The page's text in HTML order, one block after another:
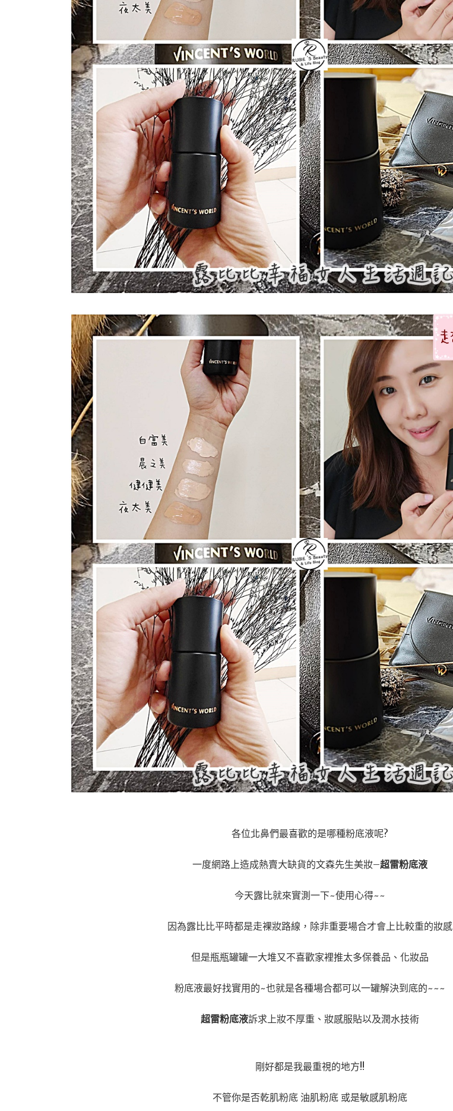
各位北鼻們最喜歡的是哪種粉底液呢?
一度網路上造成熱賣大缺貨的文森先生美妝–超雷粉底液
今天露比就來實測一下~使用心得~~
因為露比比平時都是走裸妝路線，除非重要場合才會上比較重的妝感
但是瓶瓶罐罐一大堆又不喜歡家裡推太多保養品、化妝品
粉底液最好找實用的~也就是各種場合都可以一罐解決到底的~~~
超雷粉底液訴求上妝不厚重、妝感服貼以及潤水技術
剛好都是我最重視的地方!!
不管你是否乾肌粉底 油肌粉底 或是敏感肌粉底